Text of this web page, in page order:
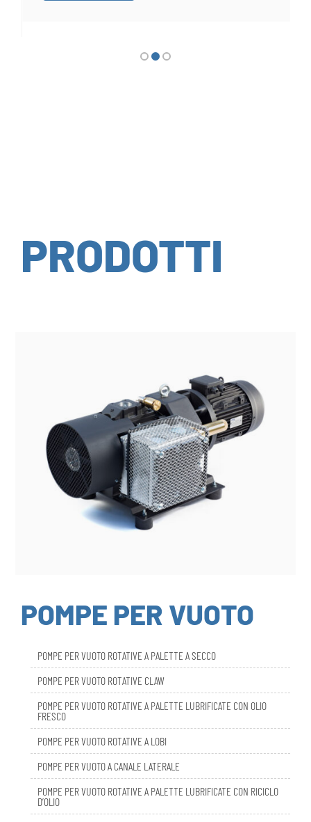
PRODOTTI
POMPE PER VUOTO
POMPE PER VUOTO ROTATIVE CLAW
POMPE PER VUOTO ROTATIVE A PALETTE LUBRIFICATE CON OLIO
FRESCO
POMPE PER VUOTO ROTATIVE A LOBI
POMPE PER VUOTO A CANALE LATERALE
POMPE PER VUOTO ROTATIVE A PALETTE LUBRIFICATE CON RICICLO
D’OLIO
DBL SMART